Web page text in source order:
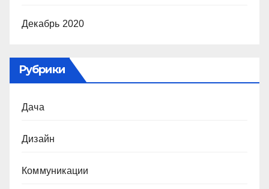
Декабрь 2020
Рубрики
Дача
Дизайн
Коммуникации